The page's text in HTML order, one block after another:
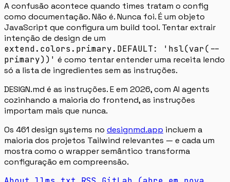
A confusão acontece quando times tratam o config
como documentação. Não é. Nunca foi. É um objeto
JavaScript que configura um build tool. Tentar extrair
intenção de design de um
extend.colors.primary.DEFAULT: 'hsl(var(--
primary))' é como tentar entender uma receita lendo
só a lista de ingredientes sem as instruções.
DESIGN.md é as instruções. E em 2026, com AI agents
cozinhando a maioria do frontend, as instruções
importam mais que nunca.
Os 461 design systems no designmd.app incluem a
maioria dos projetos Tailwind relevantes — e cada um
mostra como o wrapper semântico transforma
configuração em compreensão.